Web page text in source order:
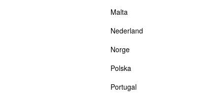
Malta
Nederland
Norge
Polska
Portugal